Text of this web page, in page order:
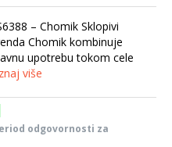
– Chomik Sklopivi
Chomik kombinuje
upotrebu tokom cele
više
odgovornosti za